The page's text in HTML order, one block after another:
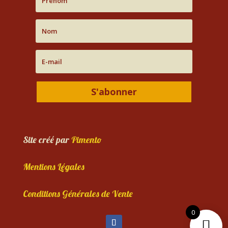
S'abonner
Site créé parPimento
Mentions Légales
Conditions Générales de Vente
0